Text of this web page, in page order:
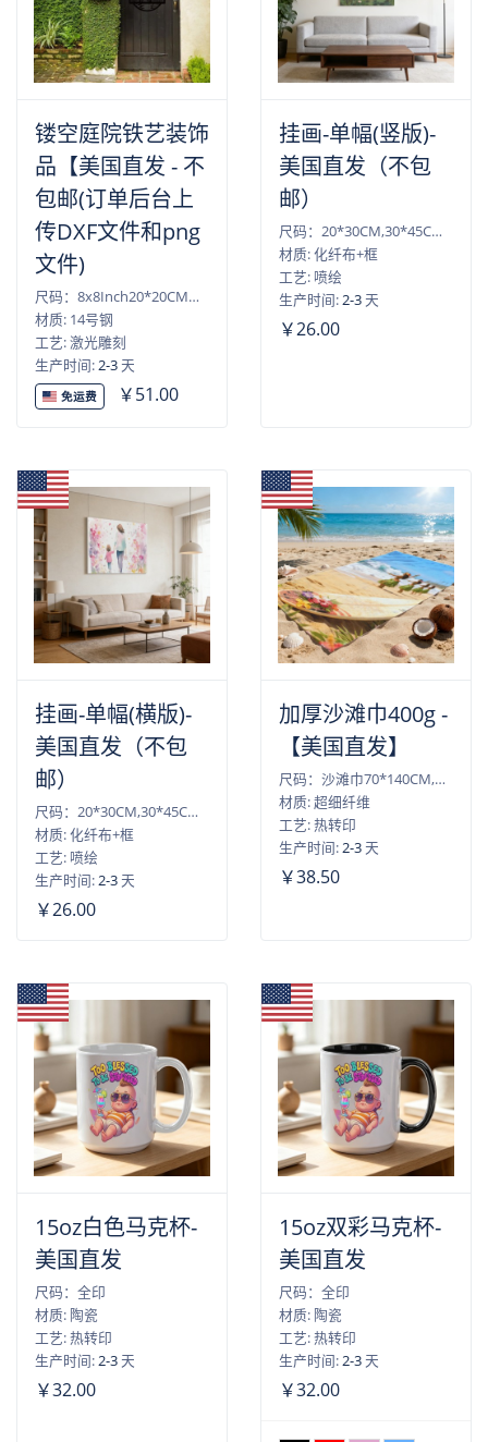
镂空庭院铁艺装饰
品【美国直发 - 不
包邮(订单后台上
传DXF文件和png
文件)
尺码：8x8Inch20*20CM）,10x10Inch（25*25CM）,12x12Inch（30*30CM）,14x14Inch（35*35CM）,16x16Inch（40*40CM）,18x18Inch（45*45CM）,20x20Inch（50*50CM）,22x22Inch（55*55CM）,24x24Inch（60*60CM）,26x26Inch（65*65CM）,28x28Inch（70*70CM）
材质: 14号钢
工艺: 激光雕刻
生产时间:2-3天
免运费 ￥51.00
挂画-单幅(竖版)-
美国直发（不包
邮）
尺码：20*30CM,30*45CM,40*50CM,40*60CM,45*60CM,50*75CM,60*90CM
材质: 化纤布+框
工艺: 喷绘
生产时间:2-3天
￥26.00
挂画-单幅(横版)-
美国直发（不包
邮）
尺码：20*30CM,30*45CM,40*50CM,40*60CM,45*60CM,50*75CM,60*90CM
材质: 化纤布+框
工艺: 喷绘
生产时间: 2-3天
￥26.00
加厚沙滩巾400g -
【美国直发】
尺码：沙滩巾70*140CM,沙滩巾80*160CM
材质: 超细纤维
工艺: 热转印
生产时间: 2-3天
￥38.50
15oz白色马克杯-
美国直发
尺码：全印
材质: 陶瓷
工艺: 热转印
生产时间: 2-3天
￥32.00
15oz双彩马克杯-
美国直发
尺码：全印
材质: 陶瓷
工艺: 热转印
生产时间: 2-3天
￥32.00